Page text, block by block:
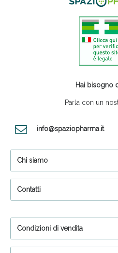
Hai bisogno
Parla con un
info@spaziopharma.it
Chi siamo
Contatti
Condizioni di vendita